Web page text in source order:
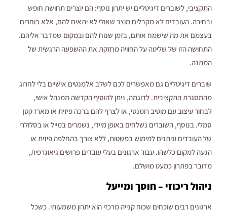
התקציבי, לשוברים דיגיטליים יש יתרון נוסף: הם יוצרים תחושת חופש
ובחירה. העובדים לא מקבלים מוצר שאולי לא יתאים להם, אלא בוחרים
בעצמם את מה שישמח אותם, בזמן שנוח להם ובמקום שמדבר אליהם.
התחושה הזו של שליטה על החוויה מחזקת את ההשפעה הרגשית של
המתנה.
שוברים דיגיטליים גם מאפשרים לכם לשלב אלמנטים אישיים בלי לחרוג
מהמסגרת התקציבית. לדוגמה, ניתן להוסיף הקדשה ממנהל אישי,
לבחור עיצוב עם מוטיב רומנטי, או לצרף להם ברכה פיזית או מארז קטן
סמלי. בנוסף, השוברים נשלחים באופן מיידי, נשמרים במייל או בסלולרי
של העובדים וניתנים למימוש בפשטות, ללא צורך בהחלפה פיזית או
הגעה למקום כלשהו. עבור ארגונים בעלי עובדים פרושים גיאוגרפית,
מדובר בפתרון כמעט מושלם.
ניהול ריכוזי – חוסך ומייעל
ארגונים רבים שוכחים שכוח קנייה מרכזי הוא יתרון משמעותי. כשכל